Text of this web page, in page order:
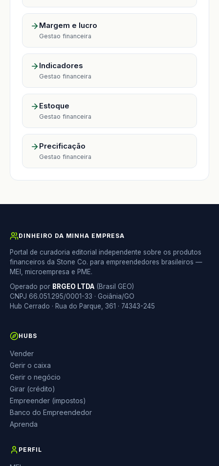
Margem e lucro
Gestao financeira
Indicadores
Gestao financeira
Estoque
Gestao financeira
Precificação
Gestao financeira
DINHEIRO DA MINHA EMPRESA
Portal de curadoria editorial independente sobre os produtos
financeiros da Stone Co. para empreendedores brasileiros —
MEI, microempresa e PME.
Operado por BRGEO LTDA (Brasil GEO)
CNPJ 66.051.295/0001-33 · Goiânia/GO
Hub Cerrado · Rua do Parque, 361 · 74343-245
HUBS
Vender
Gerir o caixa
Gerir o negócio
Girar (crédito)
Empreender (impostos)
Banco do Empreendedor
Aprenda
PERFIL